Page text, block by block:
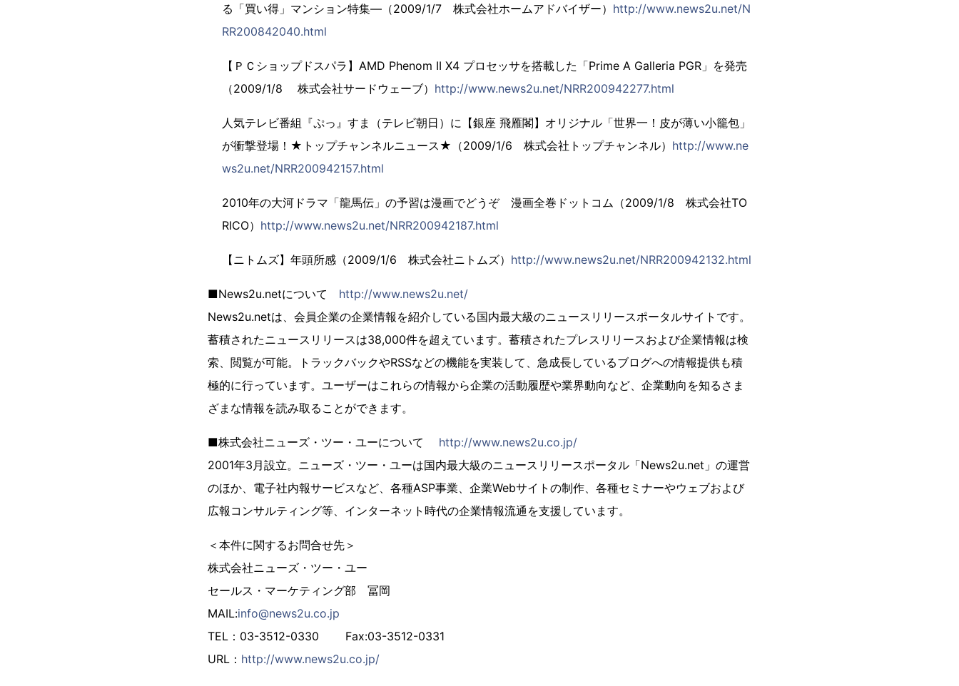
る「買い得」マンション特集―（2009/1/7 株式会社ホームアドバイザー） http://www.news2u.net/N
RR200842040.html
【ＰＣショップドスパラ】AMD Phenom II X4 プロセッサを搭載した「Prime A Galleria PGR」を発売
（2009/1/8 株式会社サードウェーブ） http://www.news2u.net/NRR200942277.html
人気テレビ番組『ぷっ』すま（テレビ朝日）に【銀座 飛雁閣】オリジナル「世界一！皮が薄い小籠包」
が衝撃登場！★トップチャンネルニュース★（2009/1/6 株式会社トップチャンネル） http://www.ne
ws2u.net/NRR200942157.html
2010年の大河ドラマ「龍馬伝」の予習は漫画でどうぞ 漫画全巻ドットコム（2009/1/8 株式会社TO
RICO） http://www.news2u.net/NRR200942187.html
【ニトムズ】年頭所感（2009/1/6 株式会社ニトムズ） http://www.news2u.net/NRR200942132.html
■News2u.netについて http://www.news2u.net/
News2u.netは、会員企業の企業情報を紹介している国内最大級のニュースリリースポータルサイトです。
蓄積されたニュースリリースは38,000件を超えています。蓄積されたプレスリリースおよび企業情報は検
索、閲覧が可能。トラックバックやRSSなどの機能を実装して、急成長しているブログへの情報提供も積
極的に行っています。ユーザーはこれらの情報から企業の活動履歴や業界動向など、企業動向を知るさま
ざまな情報を読み取ることができます。
■株式会社ニューズ・ツー・ユーについて http://www.news2u.co.jp/
2001年3月設立。ニューズ・ツー・ユーは国内最大級のニュースリリースポータル「News2u.net」の運営
のほか、電子社内報サービスなど、各種ASP事業、企業Webサイトの制作、各種セミナーやウェブおよび
広報コンサルティング等、インターネット時代の企業情報流通を支援しています。
＜本件に関するお問合せ先＞
株式会社ニューズ・ツー・ユー
セールス・マーケティング部 冨岡
MAIL:info@news2u.co.jp
TEL：03-3512-0330 Fax:03-3512-0331
URL： http://www.news2u.co.jp/